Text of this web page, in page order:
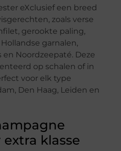
eXclusief een breed
zoals verse
gerookte paling,
garnalen,
Noordzeepaté. Deze
op schalen of in
voor elk type
Den Haag, Leiden en
klasse